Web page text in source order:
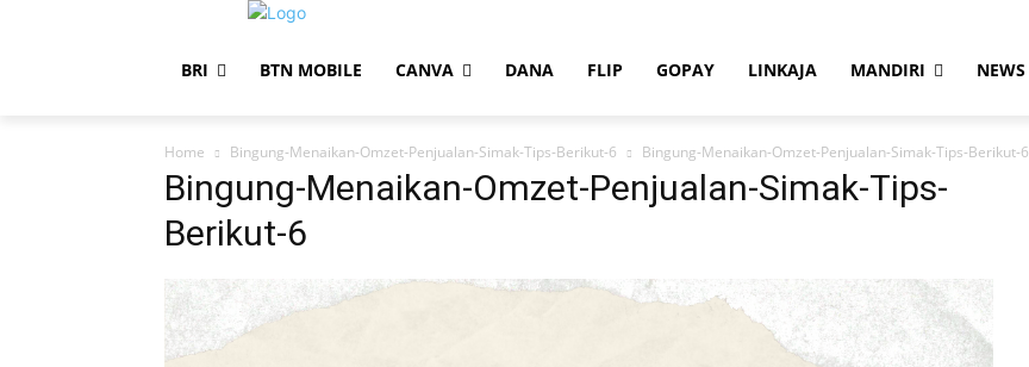
BRI BTN MOBILE CANVA DANA FLIP GOPAY LINKAJA MANDIRI NEWS
Home Bingung-Menaikan-Omzet-Penjualan-Simak-Tips-Berikut-6 Bingung-Menaikan-Omzet-Penjualan-Simak-Tips-Berikut-6
Bingung-Menaikan-Omzet-Penjualan-Simak-Tips-
Berikut-6